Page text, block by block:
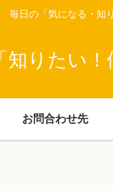
毎日の「気になる・知
「知りたい
お問合わせ先